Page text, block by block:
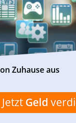
mit
besten
Zuhause aus
Jetzt Geld